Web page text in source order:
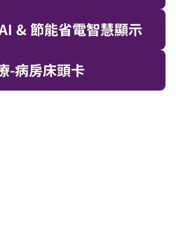
& 節能省電智慧顯示
-病房床頭卡